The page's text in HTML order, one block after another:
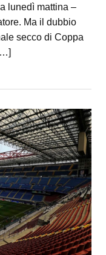
lunedì mattina –
Ma il dubbio
secco di Coppa